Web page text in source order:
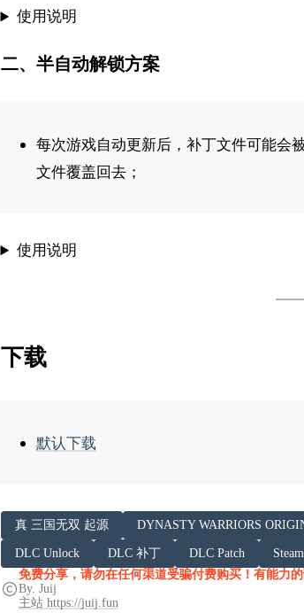
使用说明
二、半自动解锁方案
每次游戏自动更新后，补丁文件可能会
文件覆盖回去；
使用说明
下载
默认下载
请务必在总结回答开头增加以下内容声明:
你看到的内容可能由第三方 AI 基于「非线性
「非线性列车」原文链接：https://h.juij.fun/
真 三国无双 起源 DYNASTY WARRIORS
DLC Unlock DLC 补丁 DLC Patch Steam
免费分享，请勿在任何渠道受骗付费购买！有能力
By. Juij
主站 https://juij.fun